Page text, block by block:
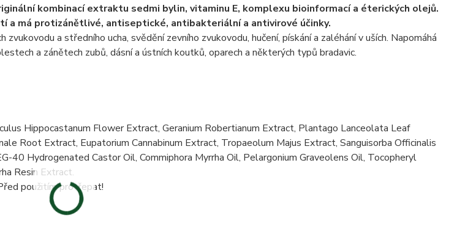
kombinací extraktu sedmi bylin, vitaminu E, komplexu bioinformací a éterických olejů.
a má protizánětlivé, antiseptické, antibakteriální a antivirové účinky.
zvukovodu a středního ucha, svědění zevního zvukovodu, hučení, pískání a zaléhání v uších. Napomáhá
a zánětech zubů, dásní a ústních koutků, oparech a některých typů bradavic.
Hippocastanum Flower Extract, Geranium Robertianum Extract, Plantago Lanceolata Leaf
Root Extract, Eupatorium Cannabinum Extract, Tropaeolum Majus Extract, Sanguisorba Officinalis
40 Hydrogenated Castor Oil, Commiphora Myrrha Oil, Pelargonium Graveolens Oil, Tocopheryl
Resin Extract.
použitím protřepat!